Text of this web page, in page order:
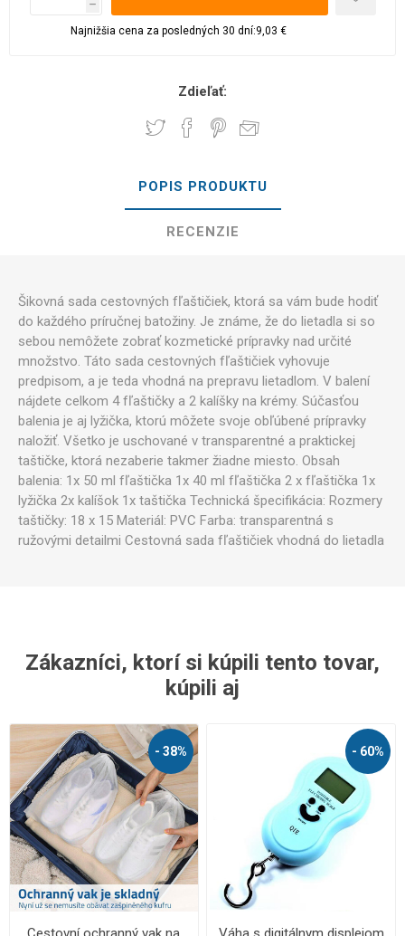
h
Najnižšia cena za posledných 30 dní:9,03 €
Zdieľať:
POPIS PRODUKTU
RECENZIE
Šikovná sada cestovných fľaštičiek, ktorá sa vám bude hodiť
do každého príručnej batožiny. Je známe, že do lietadla si so
sebou nemôžete zobrať kozmetické prípravky nad určité
množstvo. Táto sada cestovných fľaštičiek vyhovuje
predpisom, a je teda vhodná na prepravu lietadlom. V balení
nájdete celkom 4 fľaštičky a 2 kalíšky na krémy. Súčasťou
balenia je aj lyžička, ktorú môžete svoje obľúbené prípravky
naložiť. Všetko je uschované v transparentné a praktickej
taštičke, ktorá nezaberie takmer žiadne miesto. Obsah
balenia: 1x 50 ml fľaštička 1x 40 ml fľaštička 2 x fľaštička 1x
lyžička 2x kalíšok 1x taštička Technická špecifikácia: Rozmery
taštičky: 18 x 15 Materiál: PVC Farba: transparentná s
ružovými detailmi Cestovná sada fľaštičiek vhodná do lietadla
Zákazníci, ktorí si kúpili tento tovar,
kúpili aj
- 38% - 60%